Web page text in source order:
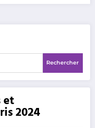
Rechercher
et
2024